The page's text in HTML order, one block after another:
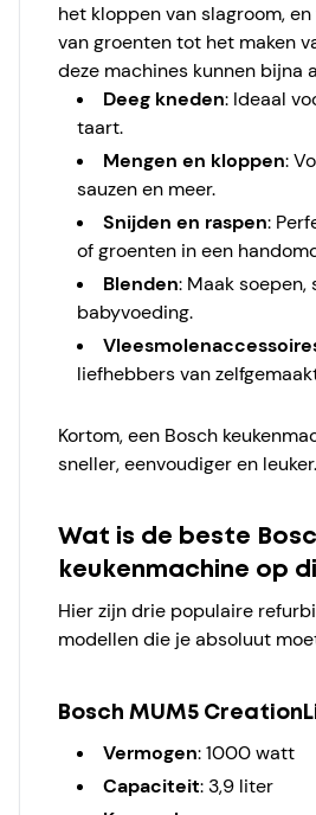
het kloppen van slagroom,
van groenten tot het maken
deze machines kunnen bijna
Deeg kneden: Ideaal
taart.
Mengen en kloppen:
sauzen en meer.
Snijden en raspen:
of groenten in een
Blenden: Maak soepen,
babyvoeding.
liefhebbers van
Kortom, een Bosch
sneller, eenvoudiger en leuker.
Wat is de beste
keukenmachine op
Hier zijn drie populaire
modellen die je absoluut
Bosch MUM5
Vermogen: 1000 watt
Capaciteit: 3,9 liter